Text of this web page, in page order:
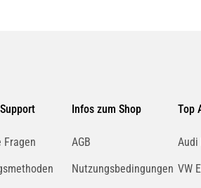
Fragen
Infos zum Shop
AGB
Nutzungsbedingungen
Top
Audi
VW